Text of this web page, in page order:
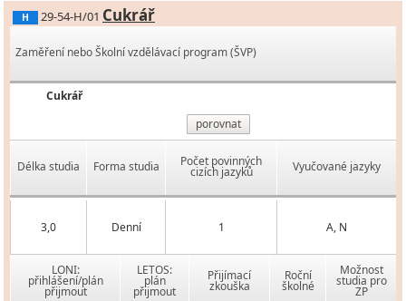
H 29-54-H/01 Cukrář
Zaměření nebo Školní vzdělávací program (ŠVP)
Cukrář
porovnat
Délka studia Forma studia Počet povinných
cizích jazyků Vyučované jazyky
3,0 Denní 1 A, N
LONI:
přihlášení/plán
přijmout
LETOS:
plán
přijmout
Přijímací
zkouška
Roční
školné
Možnost
studia pro
ZP